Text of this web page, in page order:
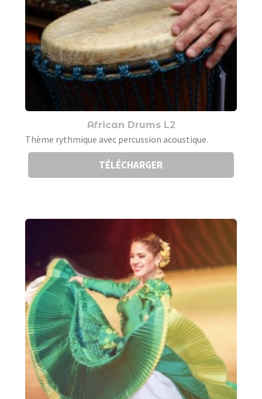
African Drums L2
Thème rythmique avec percussion acoustique.
TÉLÉCHARGER